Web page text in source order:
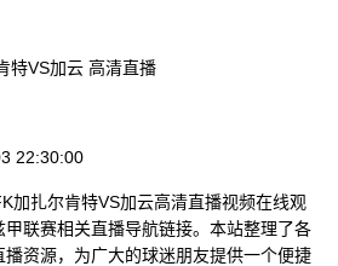
特VS加云 高清直播
22:30:00
加扎尔肯特VS加云高清直播视频在线观
联赛相关直播导航链接。本站整理了各
资源，为广大的球迷朋友提供一个便捷